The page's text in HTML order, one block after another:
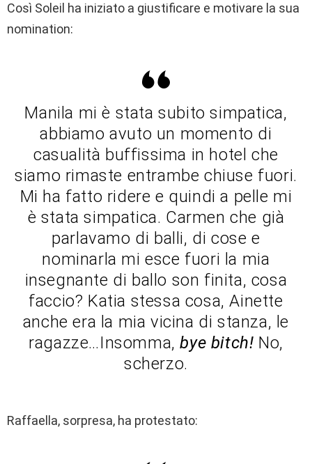
Così Soleil ha iniziato a giustificare e motivare la sua
nomination:
Manila mi è stata subito simpatica,
abbiamo avuto un momento di
casualità buffissima in hotel che
siamo rimaste entrambe chiuse fuori.
Mi ha fatto ridere e quindi a pelle mi
è stata simpatica. Carmen che già
parlavamo di balli, di cose e
nominarla mi esce fuori la mia
insegnante di ballo son finita, cosa
faccio? Katia stessa cosa, Ainette
anche era la mia vicina di stanza, le
ragazze…Insomma, bye bitch! No,
scherzo.
Raffaella, sorpresa, ha protestato: